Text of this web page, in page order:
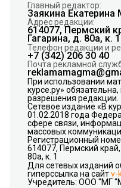
Главный редактор:
Заякина Екатерина
Адрес редакции:
614077, Пермский
Гагарина, д. 80а, к. 1
Телефон редакции и
+7 (342) 206 30 40
Почта рекламной
При использовании
курсе.ру»
разрешения редакции.
Сетевое издание «В
01.02.2018 года
сфере связи,
массовых
Регистрационный
614077, Пермский
80а, к. 1
Для сетевых изданий
гиперссылка на сайтv-
Учредитель: ООО "МГ